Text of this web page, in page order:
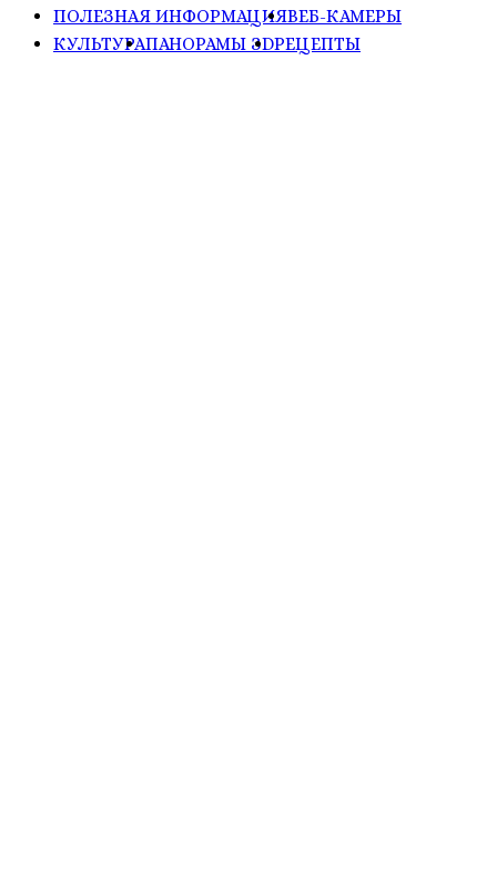
ПОЛЕЗНАЯ ИНФОРМАЦИЯВЕБ-КАМЕРЫ
КУЛЬТУРАПАНОРАМЫ ЗDРЕЦЕПТЫ